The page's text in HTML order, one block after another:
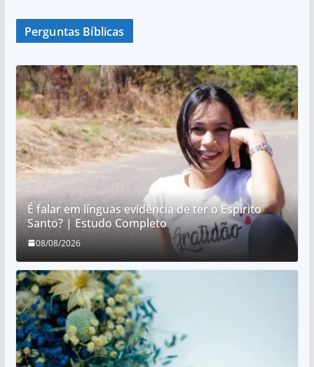
Perguntas Bíblicas
É falar em línguas evidência de ter o Espírito
Santo? | Estudo Completo
08/08/2026